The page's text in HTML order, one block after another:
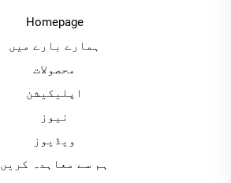
Homepage
ہمارے بارے میں
محصولات
اپلیکیشن
نیوز
ویڈیوز
ہم سے معاہدہ کریں